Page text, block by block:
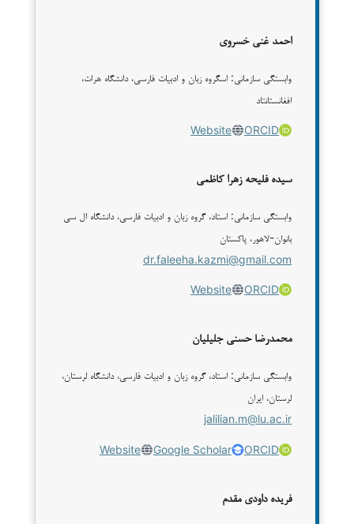
احمد غنی خسروی
وابستگی سازمانی: اسگروه زبان و ادبیات فارسی، دانشگاه هرات،
افغانستانتاد
ORCID
Website
سیده فلیحه زهرا کاظمی
وابستگی سازمانی: استاد، گروه زبان و ادبیات فارسی، دانشگاه ال سی
بانوان-لاهور، پاکستان
dr.faleeha.kazmi@gmail.com
ORCID
Website
محمدرضا حسنی جلیلیان
وابستگی سازمانی: استاد، گروه زبان و ادبیات فارسی، دانشگاه لرستان،
لرستان، ایران
jalilian.m@lu.ac.ir
ORCID
Google Scholar
Website
فریده داودی مقدم